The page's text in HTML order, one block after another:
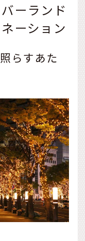
ーランド
ーション
らすあた